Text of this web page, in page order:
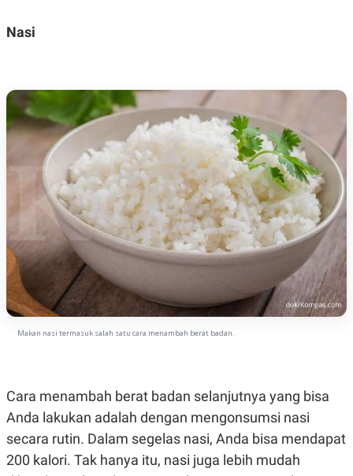
Nasi
Makan nasi termasuk salah satu cara menambah berat badan.
Cara menambah berat badan selanjutnya yang bisa
Anda lakukan adalah dengan mengonsumsi nasi
secara rutin. Dalam segelas nasi, Anda bisa mendapat
200 kalori. Tak hanya itu, nasi juga lebih mudah